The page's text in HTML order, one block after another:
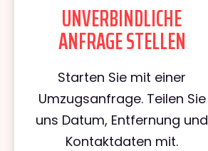
UNVERBINDLICHE
ANFRAGE STELLEN
Starten Sie mit einer
Umzugsanfrage. Teilen Sie
uns Datum, Entfernung und
Kontaktdaten mit.